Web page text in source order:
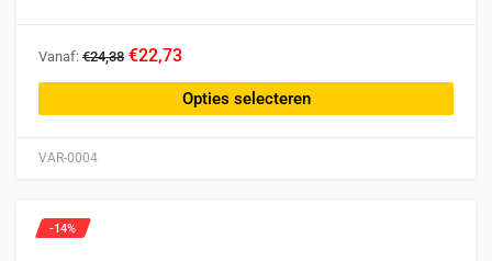
VAR-0004
Vanaf: €24,38 €22,73
Opties selecteren
product
heeft
meerdere
Deze
kan
-14%